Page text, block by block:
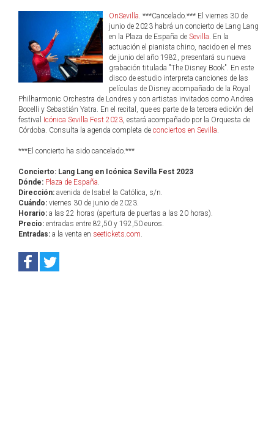
OnSevilla. ***Cancelado.*** El viernes 30 de
junio de 2023 habrá un concierto de Lang Lang
en la Plaza de España de Sevilla. En la
actuación el pianista chino, nacido en el mes
de junio del año 1982, presentará su nueva
grabación titulada "The Disney Book". En este
disco de estudio interpreta canciones de las
películas de Disney acompañado de la Royal
Philharmonic Orchestra de Londres y con artistas invitados como Andrea
Bocelli y Sebastián Yatra. En el recital, que es parte de la tercera edición del
festival
Icónica Sevilla Fest 2023, estará acompañado por la Orquesta de
Córdoba. Consulta la agenda completa de conciertos en Sevilla.
***El concierto ha sido cancelado.***
Concierto: Lang Lang en Icónica Sevilla Fest 2023
Dónde: Plaza de España.
Dirección: avenida de Isabel la Católica, s/n.
Cuándo: viernes 30 de junio de 2023.
Horario: a las 22 horas (apertura de puertas a las 20 horas).
Precio: entradas entre 82,50 y 192,50 euros.
Entradas: a la venta en seetickets.com.